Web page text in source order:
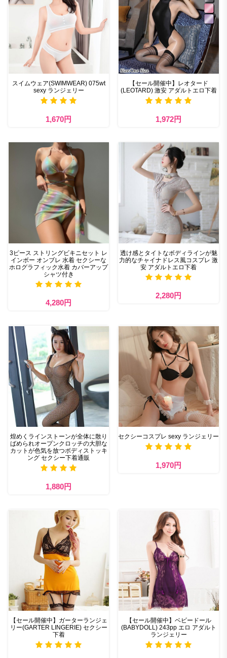
スイムウェア(SWIMWEAR) 075wt
sexy ランジェリー
1,670円
【セール開催中】レオタード
(LEOTARD) 激安 アダルトエロ下着
1,972円
3ピース ストリングビキニセット レ
インボー オンブレ 水着 セクシーな
ホログラフィック水着 カバーアップ
シャツ付き
4,280円
透け感とタイトなボディラインが魅
力的なチャイナドレス風コスプレ 激
安 アダルトエロ下着
2,280円
煌めくラインストーンが全体に散り
ばめられオープンクロッチの大胆な
カットが色気を放つボディストッキ
ング セクシー下着通販
1,880円
セクシーコスプレ sexy ランジェリー
1,970円
【セール開催中】ガーターランジェ
リー(GARTER LINGERIE) セクシー
下着
【セール開催中】ベビードール
(BABYDOLL) 243pp エロ アダルト
ランジェリー